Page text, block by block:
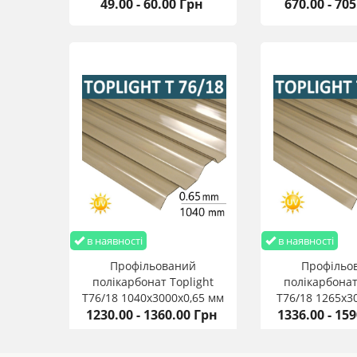
- домашні теплиці
49.00 - 60.00 Грн 670.00 -
в наявності
Профільований
полікарбонат Toplight
T76/18 1040х3000х0,65 мм
1230.00 - 1360.00 Грн
в наявності
T76/18
1336.00 -